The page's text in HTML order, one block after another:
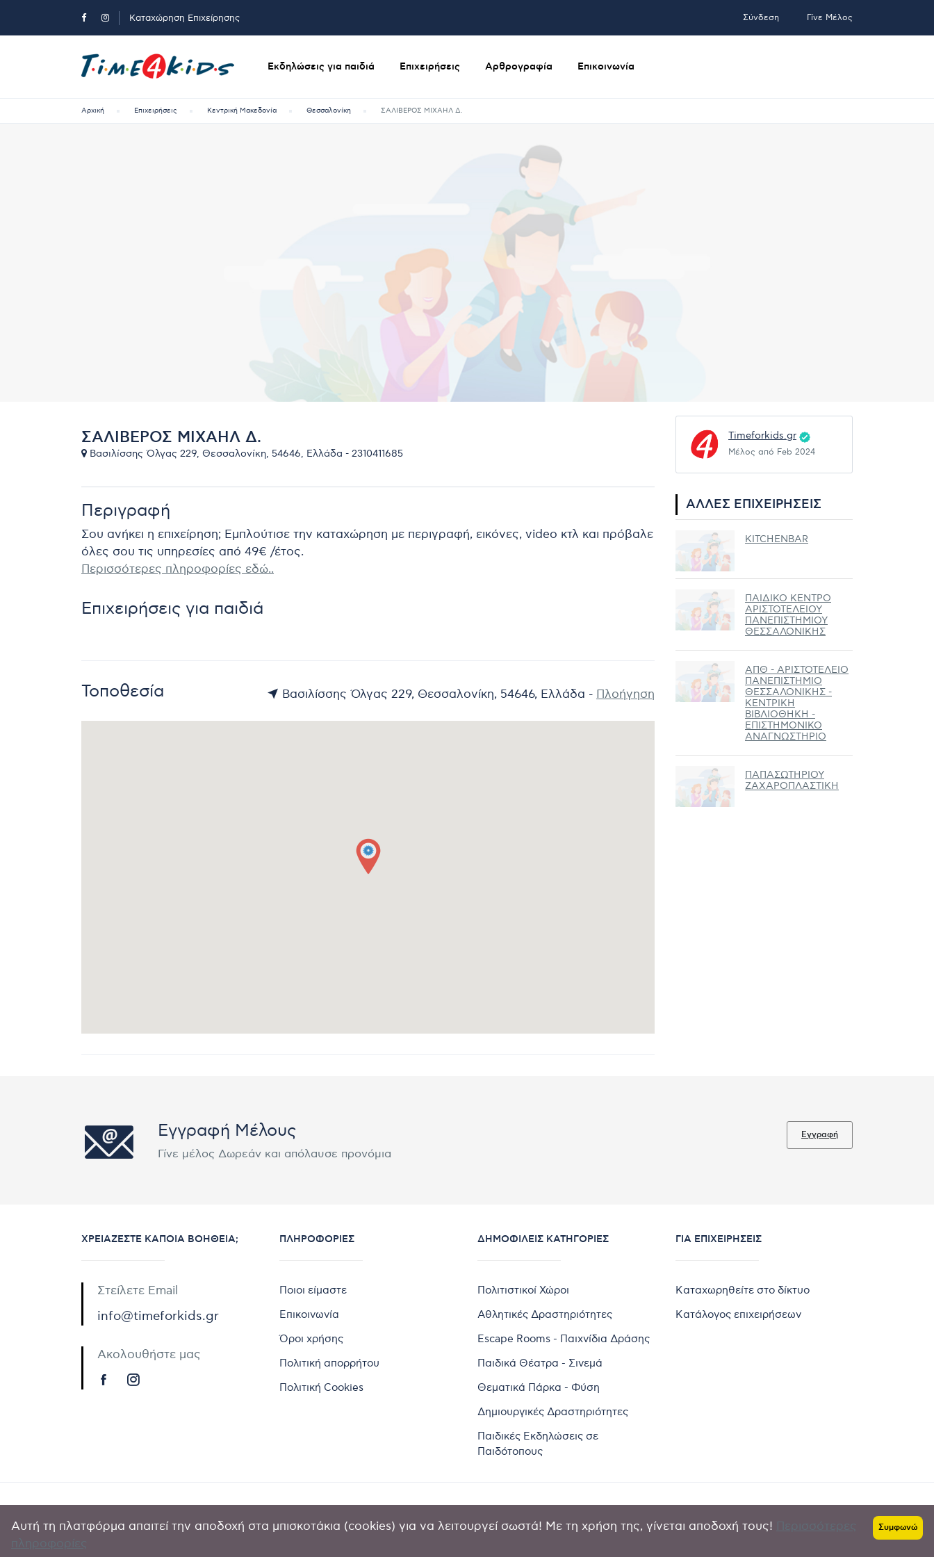
Καταχώρηση Επιχείρησης Σύνδεση Γίνε Μέλος
Εκδηλώσεις για παιδιά Επιχειρήσεις Αρθρογραφία Επικοινωνία
Αρχική Επιχειρήσεις Κεντρική Μακεδονία Θεσσαλονίκη ΣΑΛΙΒΕΡΟΣ ΜΙΧΑΗΛ Δ.
ΣΑΛΙΒΕΡΟΣ ΜΙΧΑΗΛ Δ.
Βασιλίσσης Όλγας 229, Θεσσαλονίκη, 54646, Ελλάδα - 2310411685
Περιγραφή
Σου ανήκει η επιχείρηση; Εμπλούτισε την καταχώρηση με περιγραφή, εικόνες, video κτλ και πρόβαλε
όλες σου τις υπηρεσίες από 49€ /έτος.
Περισσότερες πληροφορίες εδώ..
Επιχειρήσεις για παιδιά
Τοποθεσία Βασιλίσσης Όλγας 229, Θεσσαλονίκη, 54646, Ελλάδα - Πλοήγηση
Timeforkids.gr
Μέλος από Feb 2024
ΆΛΛΕΣ ΕΠΙΧΕΙΡΉΣΕΙΣ
KITCHENBAR
ΠΑΙΔΙΚΟ ΚΕΝΤΡΟ
ΑΡΙΣΤΟΤΕΛΕΙΟΥ
ΠΑΝΕΠΙΣΤΗΜΙΟΥ
ΘΕΣΣΑΛΟΝΙΚΗΣ
ΑΠΘ - ΑΡΙΣΤΟΤΕΛΕΙΟ
ΠΑΝΕΠΙΣΤΗΜΙΟ
ΘΕΣΣΑΛΟΝΙΚΗΣ -
ΚΕΝΤΡΙΚΗ
ΒΙΒΛΙΟΘΗΚΗ -
ΕΠΙΣΤΗΜΟΝΙΚΟ
ΑΝΑΓΝΩΣΤΗΡΙΟ
ΠΑΠΑΣΩΤΗΡΙΟΥ
ΖΑΧΑΡΟΠΛΑΣΤΙΚΗ
Εγγραφή Μέλους
Γίνε μέλος Δωρεάν και απόλαυσε προνόμια
Εγγραφή
ΧΡΕΙΆΖΕΣΤΕ ΚΆΠΟΙΑ ΒΟΉΘΕΙΑ;
Στείλετε Email
info@timeforkids.gr
Ακολουθήστε μας
ΠΛΗΡΟΦΟΡΊΕΣ
Ποιοι είμαστε
Επικοινωνία
Όροι χρήσης
Πολιτική απορρήτου
Πολιτική Cookies
ΔΗΜΟΦΙΛΕΊΣ ΚΑΤΗΓΟΡΊΕΣ
Πολιτιστικοί Χώροι
Αθλητικές Δραστηριότητες
Escape Rooms - Παιχνίδια Δράσης
Παιδικά Θέατρα - Σινεμά
Θεματικά Πάρκα - Φύση
Δημιουργικές Δραστηριότητες
Παιδικές Εκδηλώσεις σε
Παιδότοπους
ΓΙΑ ΕΠΙΧΕΙΡΉΣΕΙΣ
Καταχωρηθείτε στο δίκτυο
Κατάλογος επιχειρήσεων
Copyright © 2024 by Goldensites Πολιτική απορρήτου-
Αυτή τη πλατφόρμα απαιτεί την αποδοχή στα μπισκοτάκια (cookies) για να λειτουργεί σωστά! Με τη χρήση της, γίνεται αποδοχή τους! Συμφωνώ